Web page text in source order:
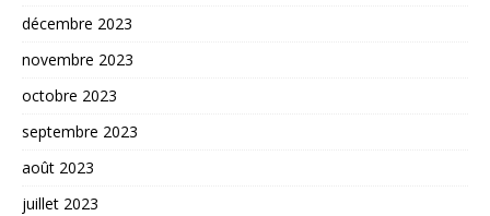
décembre 2023
novembre 2023
octobre 2023
septembre 2023
août 2023
juillet 2023